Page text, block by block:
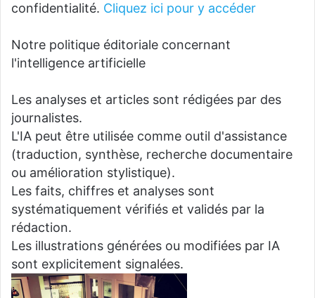
confidentialité. Cliquez ici pour y accéder
Notre politique éditoriale concernant
l'intelligence artificielle
Les analyses et articles sont rédigées par des
journalistes.
L'IA peut être utilisée comme outil d'assistance
(traduction, synthèse, recherche documentaire
ou amélioration stylistique).
Les faits, chiffres et analyses sont
systématiquement vérifiés et validés par la
rédaction.
Les illustrations générées ou modifiées par IA
sont explicitement signalées.